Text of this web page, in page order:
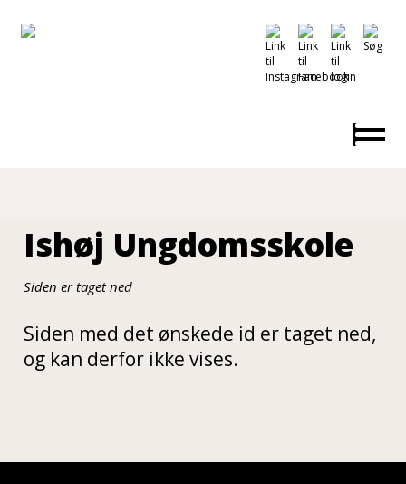
Ishøj Ungdomsskole
Siden er taget ned
Siden med det ønskede id er taget ned,
og kan derfor ikke vises.